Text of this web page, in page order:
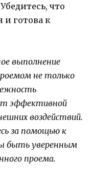
что
и готова к
выполнение
не только
эффективной
воздействий.
за помощью к
быть уверенным
проема.